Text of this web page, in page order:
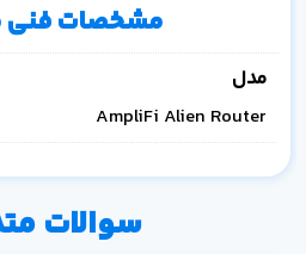
مشخصات
مدل
AmpliFi Alien Router
سوالات